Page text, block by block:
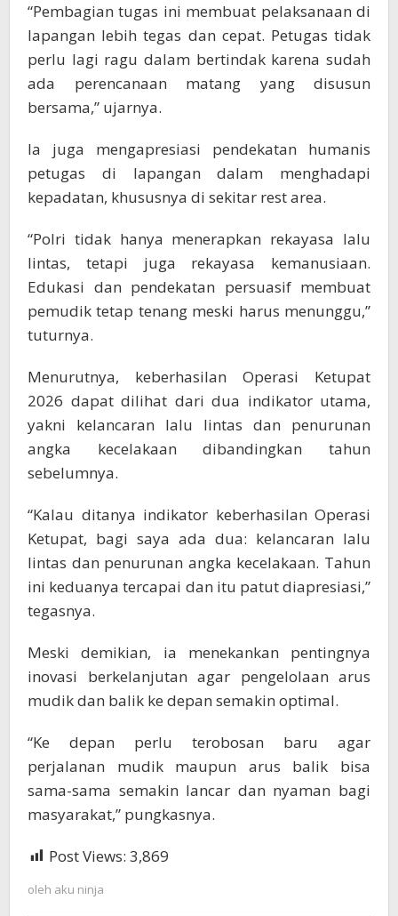
“Pembagian tugas ini membuat pelaksanaan di
lapangan lebih tegas dan cepat. Petugas tidak
perlu lagi ragu dalam bertindak karena sudah
ada perencanaan matang yang disusun
bersama,” ujarnya.
Ia juga mengapresiasi pendekatan humanis
petugas di lapangan dalam menghadapi
kepadatan, khususnya di sekitar rest area.
“Polri tidak hanya menerapkan rekayasa lalu
lintas, tetapi juga rekayasa kemanusiaan.
Edukasi dan pendekatan persuasif membuat
pemudik tetap tenang meski harus menunggu,”
tuturnya.
Menurutnya, keberhasilan Operasi Ketupat
2026 dapat dilihat dari dua indikator utama,
yakni kelancaran lalu lintas dan penurunan
angka kecelakaan dibandingkan tahun
sebelumnya.
“Kalau ditanya indikator keberhasilan Operasi
Ketupat, bagi saya ada dua: kelancaran lalu
lintas dan penurunan angka kecelakaan. Tahun
ini keduanya tercapai dan itu patut diapresiasi,”
tegasnya.
Meski demikian, ia menekankan pentingnya
inovasi berkelanjutan agar pengelolaan arus
mudik dan balik ke depan semakin optimal.
“Ke depan perlu terobosan baru agar
perjalanan mudik maupun arus balik bisa
sama-sama semakin lancar dan nyaman bagi
masyarakat,” pungkasnya.
Post Views: 3,869
oleh aku ninja